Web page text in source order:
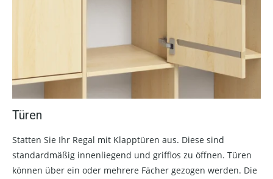
Türen
Statten Sie Ihr Regal mit Klapptüren aus. Diese sind
standardmäßig innenliegend und grifflos zu öffnen. Türen
können über ein oder mehrere Fächer gezogen werden. Die